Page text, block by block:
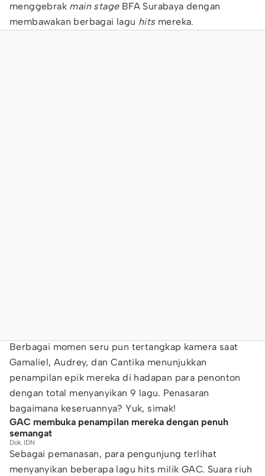
menggebrak main stageBFA Surabaya dengan
membawakan berbagai lagu hitsmereka.
Berbagai momen seru pun tertangkap kamera saat
Gamaliel, Audrey, dan Cantika menunjukkan
penampilan epik mereka di hadapan para penonton
dengan total menyanyikan 9 lagu. Penasaran
bagaimana keseruannya? Yuk, simak!
GAC membuka penampilan mereka dengan penuh
semangat
Dok. IDN
Sebagai pemanasan, para pengunjung terlihat
menyanyikan beberapa lagu hits milik GAC. Suara riuh